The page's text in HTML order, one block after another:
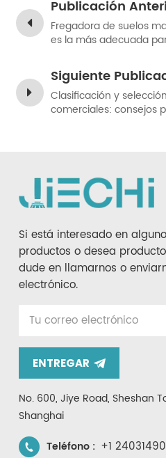
Publicación
Fregadora de suelos
es la más adecuada
Siguiente
Clasificación y
comerciales: consejos
Si está interesado en
productos o desea
dude en llamarnos o
electrónico.
ENTREGAR
No. 600, Jiye Road, Sheshan
Shanghai
Teléfono : +1